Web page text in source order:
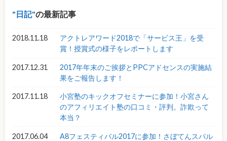
日記 の最新記事
2018.11.18
アクトレアワード2018で「サービス王」を受
賞！授賞式の様子をレポートします
2017.12.31
2017年年末のご挨拶とPPCアドセンスの実施結
果をご報告します！
2017.11.18
小宮塾のキックオフセミナーに参加！小宮さん
のアフィリエイト塾の口コミ・評判。詐欺って
本当？
2017.06.04
A8フェスティバル2017に参加！さぼてんスパル